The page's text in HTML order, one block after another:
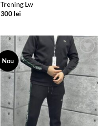
Trening Lw
300 lei
Nou
Add to
wishlist